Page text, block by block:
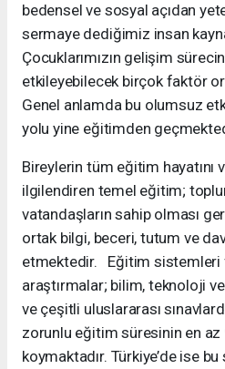
bedensel ve sosyal açıdan
sermaye dediğimiz insan
Çocuklarımızın gelişim
etkileyebilecek birçok faktör
Genel anlamda bu olumsuz
yolu yine eğitimden
Bireylerin tüm eğitim hayatını
ilgilendiren temel eğitim;
vatandaşların sahip olması
ortak bilgi, beceri, tutum ve
etmektedir. Eğitim sistemleri
araştırmalar; bilim, teknoloji
ve çeşitli uluslararası
zorunlu eğitim süresinin en az
koymaktadır. Türkiye’de ise bu